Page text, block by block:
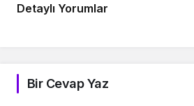
Detaylı Yorumlar
Bir Cevap Yaz